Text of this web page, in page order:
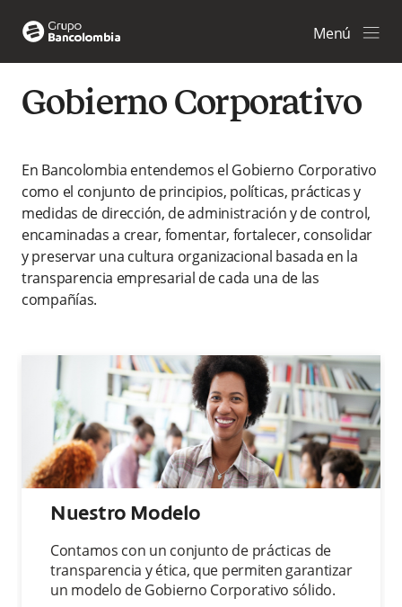
Menú
Gobierno Corporativo
En Bancolombia entendemos el Gobierno Corporativo
como el conjunto de principios, políticas, prácticas y
medidas de dirección, de administración y de control,
encaminadas a crear, fomentar, fortalecer, consolidar
y preservar una cultura organizacional basada en la
transparencia empresarial de cada una de las
compañías.
Nuestro Modelo
Contamos con un conjunto de prácticas de
transparencia y ética, que permiten garantizar
un modelo de Gobierno Corporativo sólido.